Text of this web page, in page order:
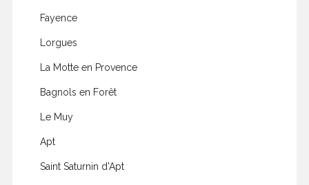
Fayence
Lorgues
La Motte en Provence
Bagnols en Forêt
Le Muy
Apt
Saint Saturnin d'Apt